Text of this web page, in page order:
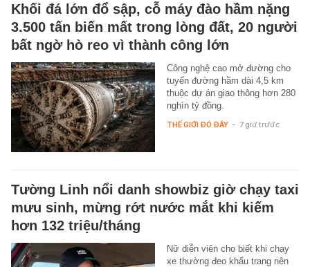
Khối đá lớn đổ sập, cỗ máy đào hầm nặng
3.500 tấn biến mất trong lòng đất, 20 người
bất ngờ hò reo vì thành công lớn
Công nghệ cao mở đường cho
tuyến đường hầm dài 4,5 km
thuộc dự án giao thông hơn 280
nghìn tỷ đồng.
THẾ GIỚI ĐÓ ĐÂY - 7 giờ trước
Tường Linh nổi danh showbiz giờ chạy taxi
mưu sinh, mừng rớt nước mắt khi kiếm
hơn 132 triệu/tháng
Nữ diễn viên cho biết khi chạy
xe thường đeo khẩu trang nên